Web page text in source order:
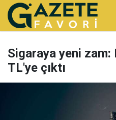
Sigaraya yeni
TL'ye çıktı